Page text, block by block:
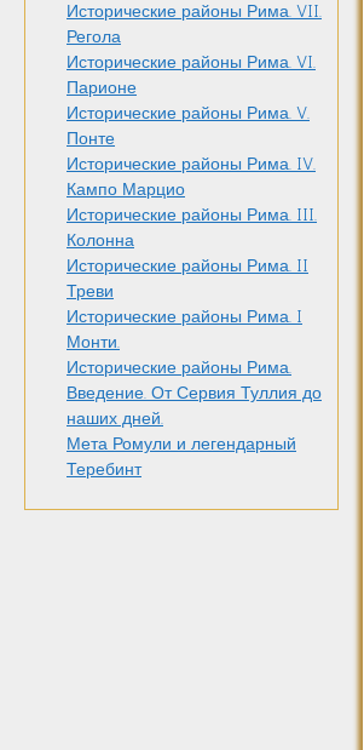
Исторические районы Рима. VII.
Регола
Исторические районы Рима. VI.
Парионе
Исторические районы Рима. V.
Понте
Исторические районы Рима. IV.
Кампо Марцио
Исторические районы Рима. III.
Колонна
Исторические районы Рима. II
Треви
Исторические районы Рима. I
Монти.
Исторические районы Рима.
Введение. От Сервия Туллия до
наших дней.
Мета Ромули и легендарный
Теребинт